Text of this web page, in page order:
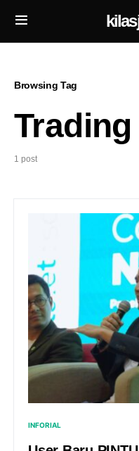
Browsing Tag
Trading
1 post
INFORIAL